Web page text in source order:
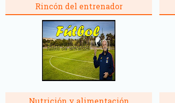
Rincón del entrenador
Nutrición y alimentación